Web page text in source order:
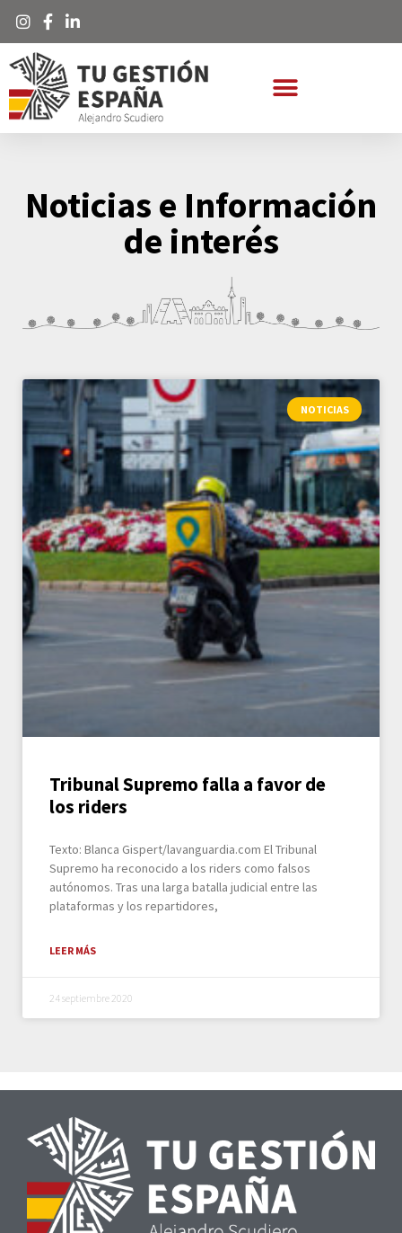
Noticias e Información
de interés
NOTICIAS
Tribunal Supremo falla a favor de
los riders
Texto: Blanca Gispert/lavanguardia.com El Tribunal
Supremo ha reconocido a los riders como falsos
autónomos. Tras una larga batalla judicial entre las
plataformas y los repartidores,
LEER MÁS
24 septiembre 2020